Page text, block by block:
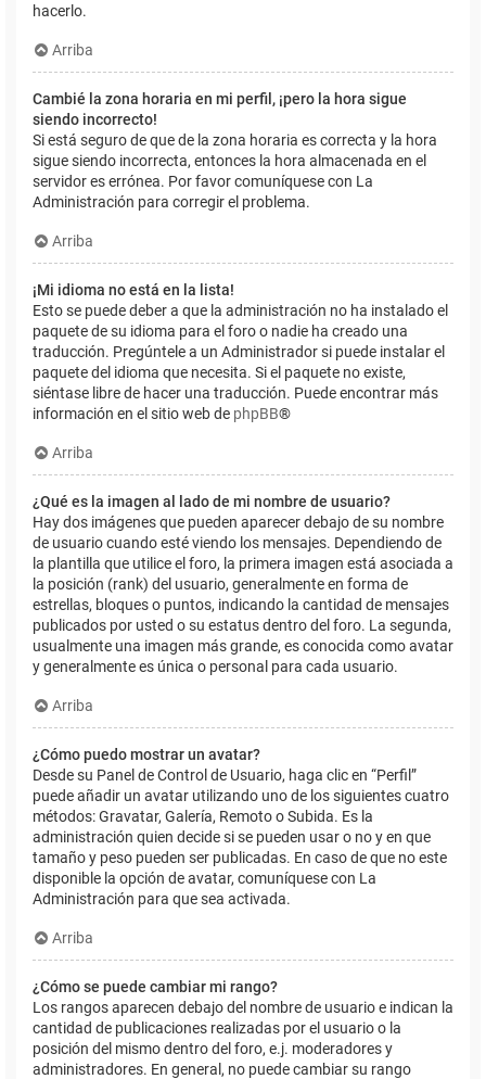
hacerlo.
Arriba
Cambié la zona horaria en mi perfil, ¡pero la hora sigue
siendo incorrecto!
Si está seguro de que de la zona horaria es correcta y la hora
sigue siendo incorrecta, entonces la hora almacenada en el
servidor es errónea. Por favor comuníquese con La
Administración para corregir el problema.
Arriba
¡Mi idioma no está en la lista!
Esto se puede deber a que la administración no ha instalado el
paquete de su idioma para el foro o nadie ha creado una
traducción. Pregúntele a un Administrador si puede instalar el
paquete del idioma que necesita. Si el paquete no existe,
siéntase libre de hacer una traducción. Puede encontrar más
información en el sitio web de phpBB®
Arriba
¿Qué es la imagen al lado de mi nombre de usuario?
Hay dos imágenes que pueden aparecer debajo de su nombre
de usuario cuando esté viendo los mensajes. Dependiendo de
la plantilla que utilice el foro, la primera imagen está asociada a
la posición (rank) del usuario, generalmente en forma de
estrellas, bloques o puntos, indicando la cantidad de mensajes
publicados por usted o su estatus dentro del foro. La segunda,
usualmente una imagen más grande, es conocida como avatar
y generalmente es única o personal para cada usuario.
Arriba
¿Cómo puedo mostrar un avatar?
Desde su Panel de Control de Usuario, haga clic en “Perfil”
puede añadir un avatar utilizando uno de los siguientes cuatro
métodos: Gravatar, Galería, Remoto o Subida. Es la
administración quien decide si se pueden usar o no y en que
tamaño y peso pueden ser publicadas. En caso de que no este
disponible la opción de avatar, comuníquese con La
Administración para que sea activada.
Arriba
¿Cómo se puede cambiar mi rango?
Los rangos aparecen debajo del nombre de usuario e indican la
cantidad de publicaciones realizadas por el usuario o la
posición del mismo dentro del foro, e.j. moderadores y
administradores. En general, no puede cambiar su rango